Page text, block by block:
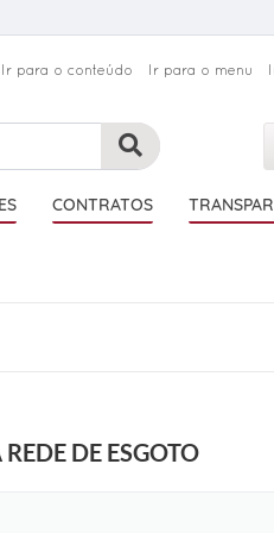
Ir para o conteúdo Ir para o menu
CONTRATOS
DE ESGOTO
e
d